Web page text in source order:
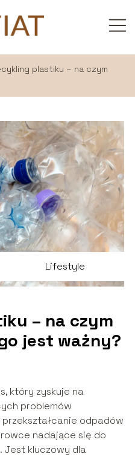
plastiku – na czym
Lifestyle
– na czym
jest ważny?
który zyskuje na
problemów
odpadów
nadające się do
Jest kluczowy dla